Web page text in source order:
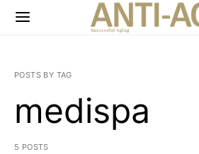
POSTS BY TAG
medispa
5 POSTS